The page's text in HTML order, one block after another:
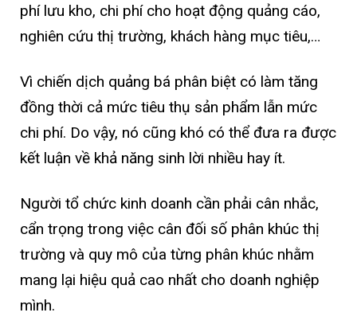
phí lưu kho, chi phí cho hoạt động quảng cáo,
nghiên cứu thị trường, khách hàng mục tiêu,…
Vì chiến dịch quảng bá phân biệt có làm tăng
đồng thời cả mức tiêu thụ sản phẩm lẫn mức
chi phí. Do vậy, nó cũng khó có thể đưa ra được
kết luận về khả năng sinh lời nhiều hay ít.
Người tổ chức kinh doanh cần phải cân nhắc,
cẩn trọng trong việc cân đối số phân khúc thị
trường và quy mô của từng phân khúc nhằm
mang lại hiệu quả cao nhất cho doanh nghiệp
mình.